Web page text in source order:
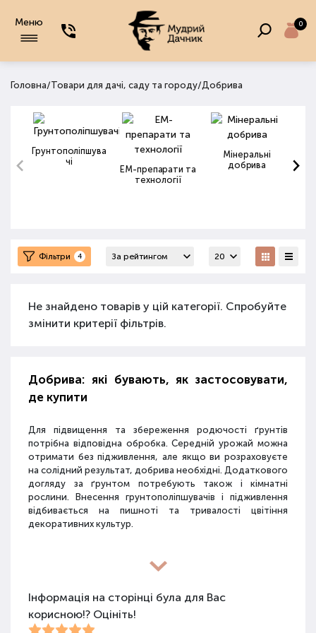
Меню 0
Головна/Товари для дачі, саду та городу/Добрива
Грунтополіпшува
чі
ЕМ-препарати та
технології
Мінеральні
добрива
Фільтри 4
Не знайдено товарів у цій категорії. Спробуйте
змінити критерії фільтрів.
Добрива: які бувають, як застосовувати,
де купити
Для підвищення та збереження родючості ґрунтів
потрібна відповідна обробка. Середній урожай можна
отримати без підживлення, але якщо ви розраховуєте
на солідний результат, добрива необхідні. Додаткового
догляду за ґрунтом потребують також і кімнатні
рослини. Внесення грунтополіпшувачів і підживлення
відбивається на пишноті та тривалості цвітіння
декоративних культур.
Різновиди засобів для покращення
Для покращення поживних якостей ґрунту
використовуються різні види засобів: мінеральні
Інформація на сторінці була для Вас
корисною!? Оцініть!